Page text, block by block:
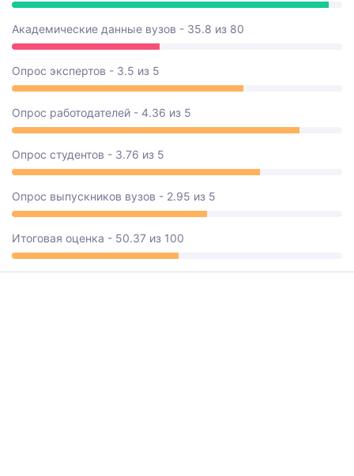
Академические данные вузов - 35.8 из 80
Опрос экспертов - 3.5 из 5
Опрос работодателей - 4.36 из 5
Опрос студентов - 3.76 из 5
Опрос выпускников вузов - 2.95 из 5
Итоговая оценка - 50.37 из 100